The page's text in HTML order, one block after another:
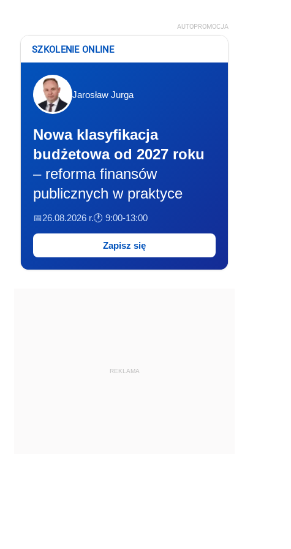
AUTOPROMOCJA
SZKOLENIE ONLINE
Jarosław Jurga
Nowa klasyfikacja
budżetowa od 2027 roku
– reforma finansów
publicznych w praktyce
📅26.08.2026 r.🕐 9:00-13:00
Zapisz się
REKLAMA